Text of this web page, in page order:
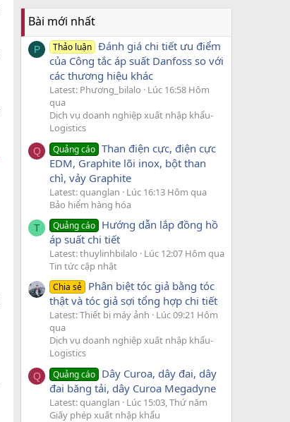
Bài mới nhất
P Thảo luận Đánh giá chi tiết ưu điểm
của Công tắc áp suất Danfoss so với
các thương hiệu khác
Latest: Phương_bilalo
Lúc 16:58 Hôm
qua
Dịch vụ doanh nghiệp xuất nhập khẩu-
Logistics
Q Quảng cáo Than điện cực, điện cực
EDM, Graphite lõi inox, bột than
chì, vảy Graphite
Latest: quanglan
Lúc 16:13 Hôm qua
Bảo hiểm hàng hóa
T Quảng cáo Hướng dẫn lắp đồng hồ
áp suất chi tiết
Latest: thuylinhbilalo
Lúc 12:07 Hôm qua
Tin tức cập nhật
Chia sẻ Phân biệt tóc giả bằng tóc
thật và tóc giả sợi tổng hợp chi tiết
Latest: Thiết bị máy ảnh
Lúc 09:21 Hôm
qua
Dịch vụ doanh nghiệp xuất nhập khẩu-
Logistics
Q Quảng cáo Dây Curoa, dây đai, dây
đai băng tải, dây Curoa Megadyne
Latest: quanglan
Lúc 15:03, Thứ năm
Giấy phép xuất nhập khẩu